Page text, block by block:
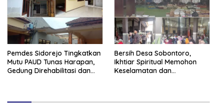
Pemdes Sidorejo Tingkatkan
Mutu PAUD Tunas Harapan,
Gedung Direhabilitasi dan
Bersih Desa Sobontoro,
Ikhtiar Spiritual Memohon
Keselamatan dan